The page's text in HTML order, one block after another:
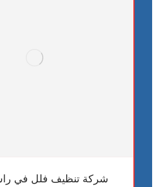
شركة تنظيف فلل في